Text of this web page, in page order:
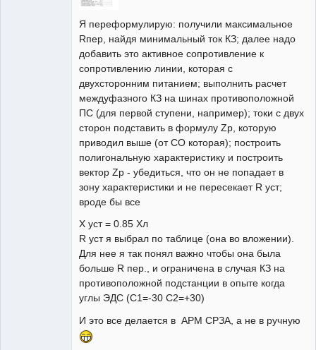
Я переформулирую: получили максимальное
Rпер, найдя минимальный ток КЗ; далее надо
добавить это активное сопротивление к
сопротивлению линии, которая с
двухсторонним питанием; выполнить расчет
междуфазного КЗ на шинах противоположной
ПС (для первой ступени, например); токи с двух
сторон подставить в формулу Zр, которую
приводил выше (от СО которая); построить
полигональную характеристику и построить
вектор Zp - убедиться, что он не попадает в
зону характеристики и не пересекает R уст;
вроде бы все
X уст = 0.85 Xл
R уст я выбрал по таблице (она во вложении).
Для нее я так понял важно чтобы она была
больше R пер., и ограничена в случая КЗ на
противоположной подстанции в опыте когда
углы ЭДС (С1=-30 С2=+30)
И это все делается в АРМ СРЗА, а не в ручную